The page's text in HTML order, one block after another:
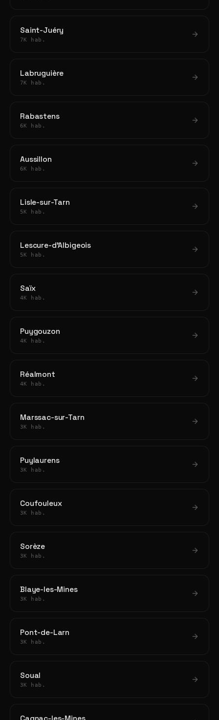
Saint-Juéry
7K hab.
Labruguière
7K hab.
Rabastens
6K hab.
Aussillon
6K hab.
Lisle-sur-Tarn
5K hab.
Lescure-d'Albigeois
5K hab.
Saïx
4K hab.
Puygouzon
4K hab.
Réalmont
4K hab.
Marssac-sur-Tarn
3K hab.
Puylaurens
3K hab.
Coufouleux
3K hab.
Sorèze
3K hab.
Blaye-les-Mines
3K hab.
Pont-de-Larn
3K hab.
Soual
3K hab.